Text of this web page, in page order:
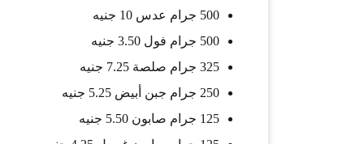
500 جرام عدس 10 جنيه
500 جرام فول 3.50 جنيه
325 جرام صلصة 7.25 جنيه
250 جرام جبن أبيض 5.25 جنيه
125 جرام صابون 5.50 جنيه